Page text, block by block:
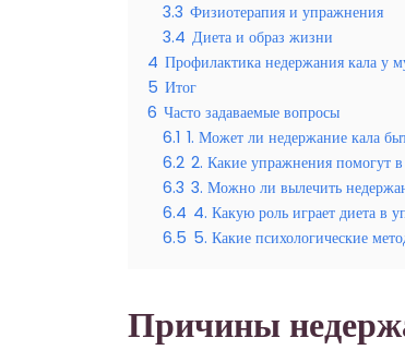
3.3 Физиотерапия и упражнения
3.4 Диета и образ жизни
4 Профилактика недержания кала у
5 Итог
6 Часто задаваемые вопросы
6.1 1. Может ли недержание кала
6.2 2. Какие упражнения помогут
6.3 3. Можно ли вылечить
6.4 4. Какую роль играет диета в
6.5 5. Какие психологические
Причины